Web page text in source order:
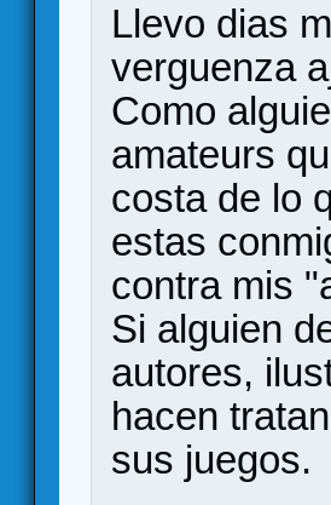
Llevo dias
verguenza
Como
amateurs
costa de lo
estas
contra mis
Si alguien
autores,
hacen
sus juegos.